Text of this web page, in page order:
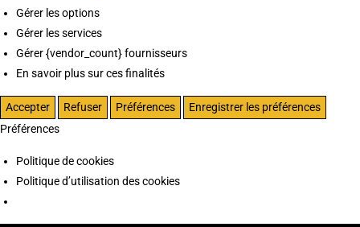
Gérer les options
Gérer les services
Gérer {vendor_count} fournisseurs
En savoir plus sur ces finalités
Accepter Refuser Préférences
Enregistrer les préférences
Préférences
Politique de cookies
Politique d’utilisation des cookies